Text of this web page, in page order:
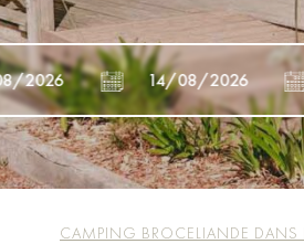
CAMPING BROCELIANDE DANS